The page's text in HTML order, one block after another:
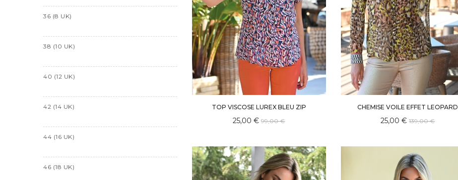
36 (8 UK)
38 (10 UK)
40 (12 UK)
42 (14 UK)
44 (16 UK)
46 (18 UK)
TOP VISCOSE LUREX BLEU ZIP
25,00 € 99,00 €
CHEMISE VOILE EFFET LEOPARD
25,00 € 139,00 €